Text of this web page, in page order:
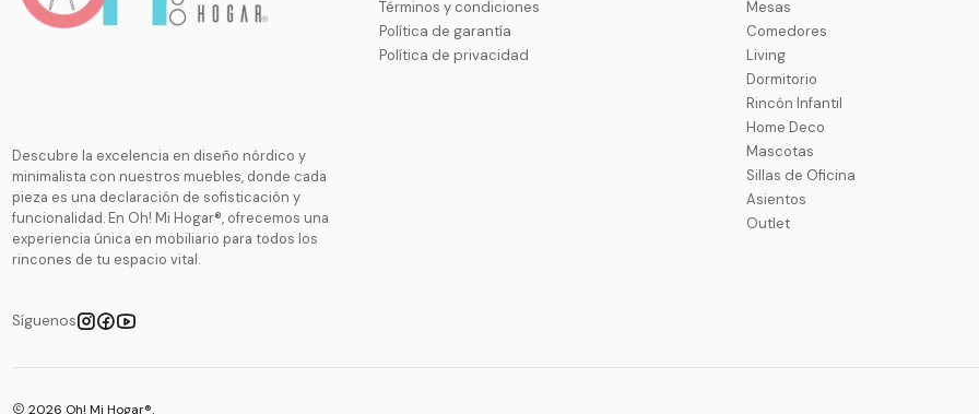
Descubre la excelencia en diseño nórdico y
minimalista con nuestros muebles, donde cada
pieza es una declaración de sofisticación y
funcionalidad. En Oh! Mi Hogar®, ofrecemos una
experiencia única en mobiliario para todos los
rincones de tu espacio vital.
Síguenos
Términos y condiciones
Política de garantía
Política de privacidad
Mesas
Comedores
Living
Dormitorio
Rincón Infantil
Home Deco
Mascotas
Sillas de Oficina
Asientos
Outlet
2026 Oh! Mi Hogar®.